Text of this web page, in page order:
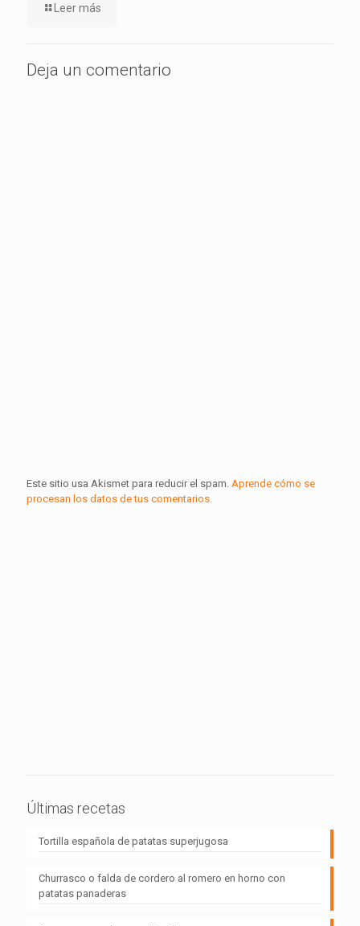
Leer más
Deja un comentario
Este sitio usa Akismet para reducir el spam. Aprende cómo se
procesan los datos de tus comentarios.
Últimas recetas
Tortilla española de patatas superjugosa
Churrasco o falda de cordero al romero en horno con
patatas panaderas